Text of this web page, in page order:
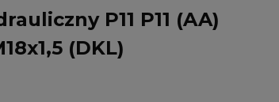
P11 P11 (AA)
(DKL)